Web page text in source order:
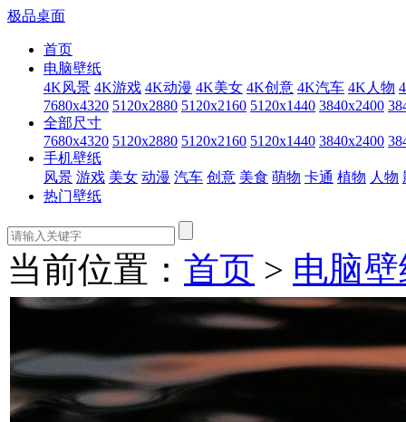
极品桌面
首页
电脑壁纸
4K风景 4K游戏 4K动漫 4K美女 4K创意 4K汽车 4K人物
7680x4320 5120x2880 5120x2160 5120x1440 3840x2400
全部尺寸
7680x4320 5120x2880 5120x2160 5120x1440 3840x2400
手机壁纸
风景 游戏 美女 动漫 汽车 创意 美食 萌物 卡通 植物 人物
热门壁纸
当前位置： 首页 > 电脑